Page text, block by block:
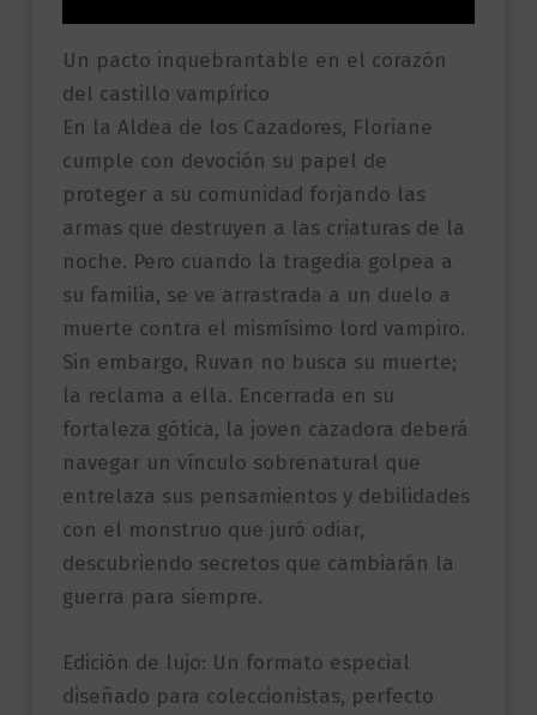
Un pacto inquebrantable en el corazón
del castillo vampírico
En la Aldea de los Cazadores, Floriane
cumple con devoción su papel de
proteger a su comunidad forjando las
armas que destruyen a las criaturas de la
noche. Pero cuando la tragedia golpea a
su familia, se ve arrastrada a un duelo a
muerte contra el mismísimo lord vampiro.
Sin embargo, Ruvan no busca su muerte;
la reclama a ella. Encerrada en su
fortaleza gótica, la joven cazadora deberá
navegar un vínculo sobrenatural que
entrelaza sus pensamientos y debilidades
con el monstruo que juró odiar,
descubriendo secretos que cambiarán la
guerra para siempre.
Edición de lujo: Un formato especial
diseñado para coleccionistas, perfecto